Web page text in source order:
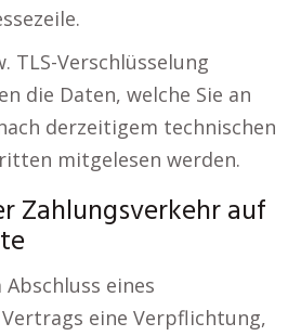
TLS-Verschlüsselung
die Daten, welche Sie an
derzeitigem technischen
mitgelesen werden.
Zahlungsverkehr auf
eines
eine Verpflichtung,